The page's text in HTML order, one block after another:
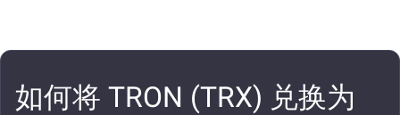
如何将 TRON (TRX) 兑换为